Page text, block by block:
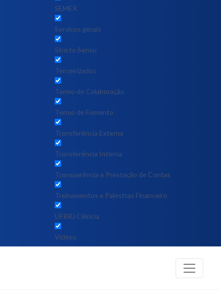
SEMEX
Serviços gerais
Stricto Sensu
Terceirizados
Termo de Colaboração
Termo de Fomento
Transferência Externa
Transferência Interna
Transparência e Prestação de Contas
Treinamentos e Palestras Financeiro
UFRRJ Ciência
Vídeos